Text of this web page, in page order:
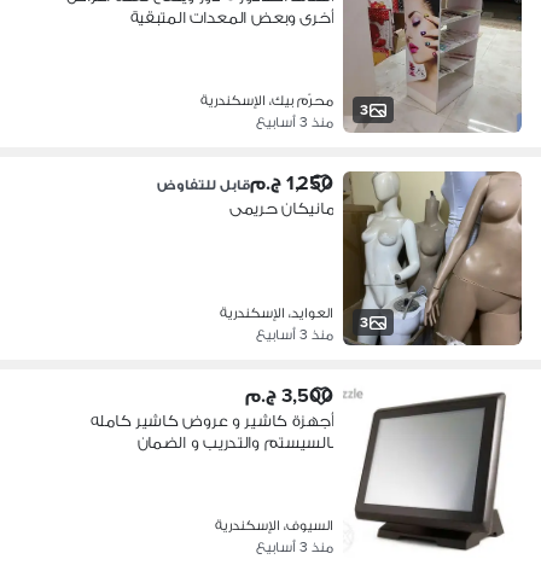
3
أخرى وبعض المعدات المتبقية
محرّم بيك، الإسكندرية
منذ 3 أسابيع
3
1,250 ج.م قابل للتفاوض
مانيكان حريمى
العوايد، الإسكندرية
منذ 3 أسابيع
3,500 ج.م
أجهزة كاشير و عروض كاشير كامله
بالسيستم والتدريب و الضمان
السيوف، الإسكندرية
منذ 3 أسابيع